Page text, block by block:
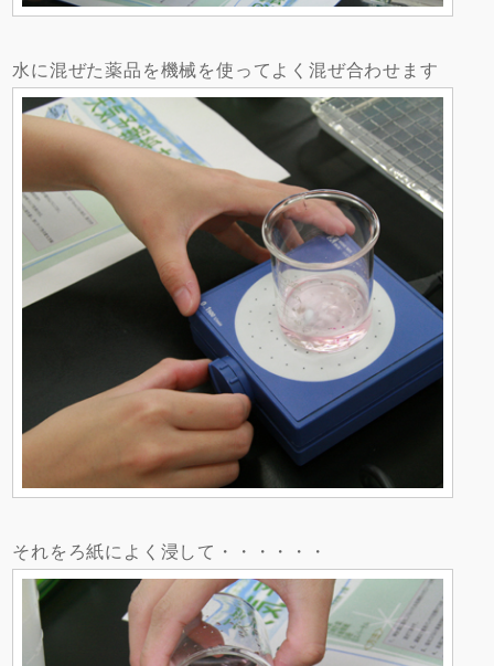
水に混ぜた薬品を機械を使ってよく混ぜ合わせます
それをろ紙によく浸して・・・・・・